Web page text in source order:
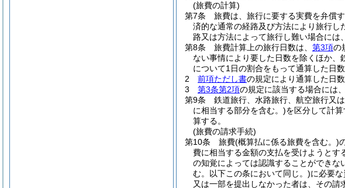
(旅費の計算)
第7条
旅費は、旅行に要する実費を弁償
済的な通常の経路及び方法により旅行し
路又は方法によって旅行し難い場合には
第8条
旅費計算上の旅行日数は、 第3項の
ない事情により要した日数を除くほか
について1日の割合をもって通算した日
2
前項ただし書の規定により通算した日
3
第3条第2項の規定に該当する場合には
第9条
鉄道旅行、水路旅行、航空旅行又
に相当する部分を含む。)を区分して計
算する。
(旅費の請求手続)
第10条
旅費(概算払に係る旅費を含む。)
費に相当する金額の支払を受けようとす
の知覚によっては認識することができな
む。以下この条において同じ。)に必要
又は一部を提出しなかった者は、その